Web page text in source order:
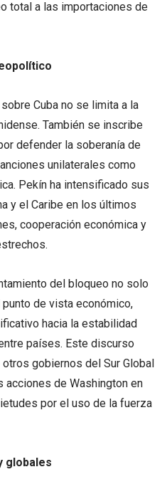
total a las importaciones de
Cuba no se limita a la
También se inscribe
defender la soberanía de
unilaterales como
Pekín ha intensificado sus
y el Caribe en los últimos
cooperación económica y
del bloqueo no solo
de vista económico,
hacia la estabilidad
países. Este discurso
gobiernos del Sur Global
acciones de Washington en
por el uso de la fuerza
globales